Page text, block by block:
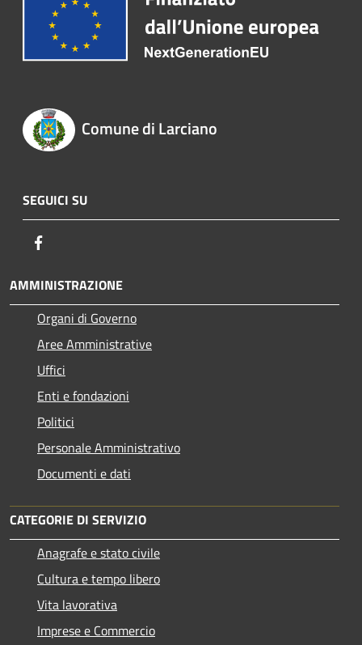
Comune di Larciano
SEGUICI SU
AMMINISTRAZIONE
Organi di Governo
Aree Amministrative
Uffici
Enti e fondazioni
Politici
Personale Amministrativo
Documenti e dati
CATEGORIE DI SERVIZIO
Anagrafe e stato civile
Cultura e tempo libero
Vita lavorativa
Imprese e Commercio